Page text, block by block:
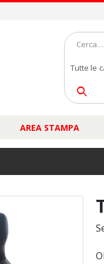
Tutte le
AREA STAMPA